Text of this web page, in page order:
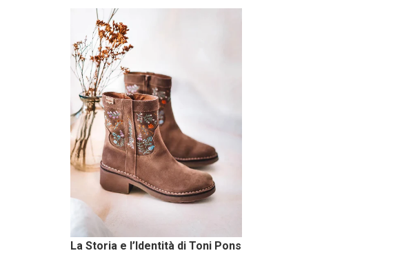
La Storia e l’Identità di Toni Pons